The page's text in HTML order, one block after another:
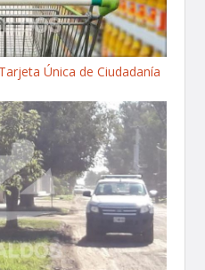
Única de Ciudadanía